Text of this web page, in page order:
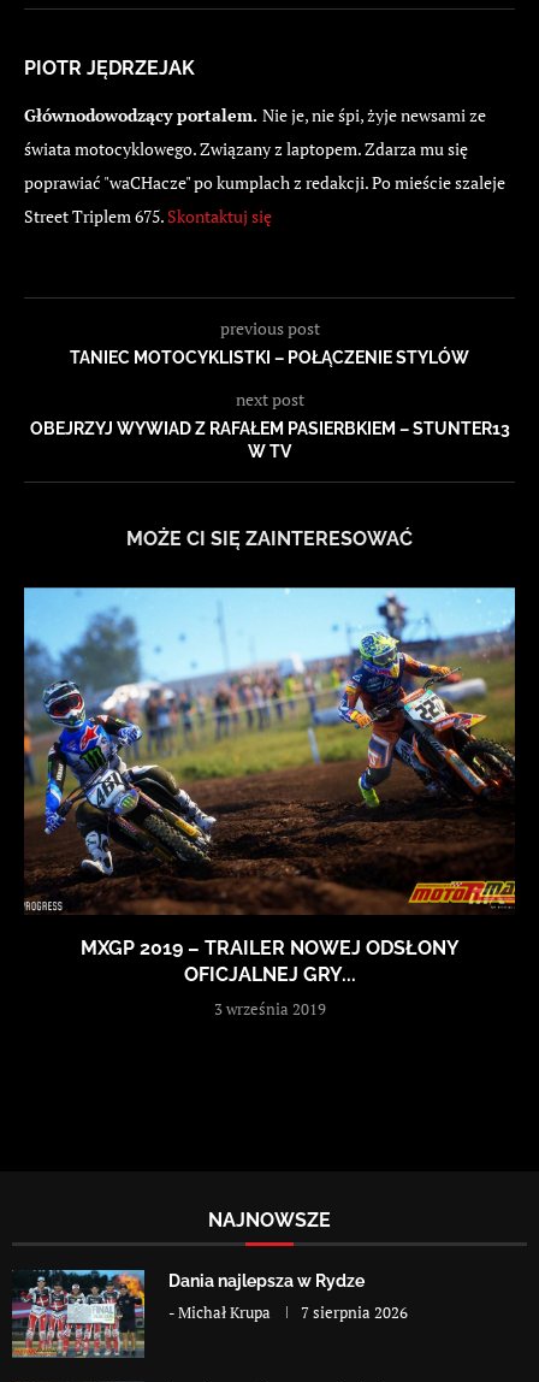
PIOTR JĘDRZEJAK
Głównodowodzący portalem. Nie je, nie śpi, żyje newsami ze
świata motocyklowego. Związany z laptopem. Zdarza mu się
poprawiać "waCHacze" po kumplach z redakcji. Po mieście szaleje
Street Triplem 675. Skontaktuj się
previous post
TANIEC MOTOCYKLISTKI – POŁĄCZENIE STYLÓW
next post
OBEJRZYJ WYWIAD Z RAFAŁEM PASIERBKIEM – STUNTER13
W TV
MOŻE CI SIĘ ZAINTERESOWAĆ
MXGP 2019 – TRAILER NOWEJ ODSŁONY
OFICJALNEJ GRY...
3 września 2019
NAJNOWSZE
Dania najlepsza w Rydze
-Michał Krupa 7 sierpnia 2026